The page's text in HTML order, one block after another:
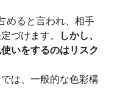
めると言われ、相手
づけます。
しかし、
いをするのはリスク
は、一般的な色彩構